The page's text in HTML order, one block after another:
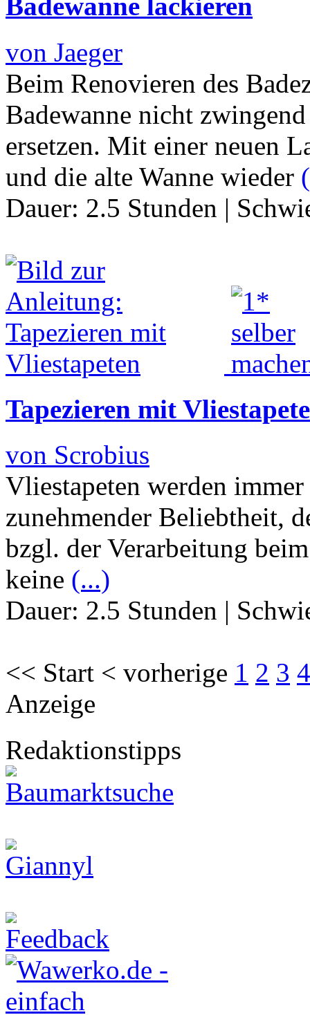
Badewanne lackieren
von Jaeger
Beim Renovieren des
Badewanne nicht
ersetzen. Mit einer neuen
und die alte Wanne wieder
Dauer: 2.5 Stunden |
Tapezieren mit
von Scrobius
Vliestapeten werden
zunehmender Beliebtheit,
bzgl. der Verarbeitung
keine (...)
Dauer: 2.5 Stunden |
<< Start < vorherige 1 2 3 4
Anzeige
Redaktionstipps